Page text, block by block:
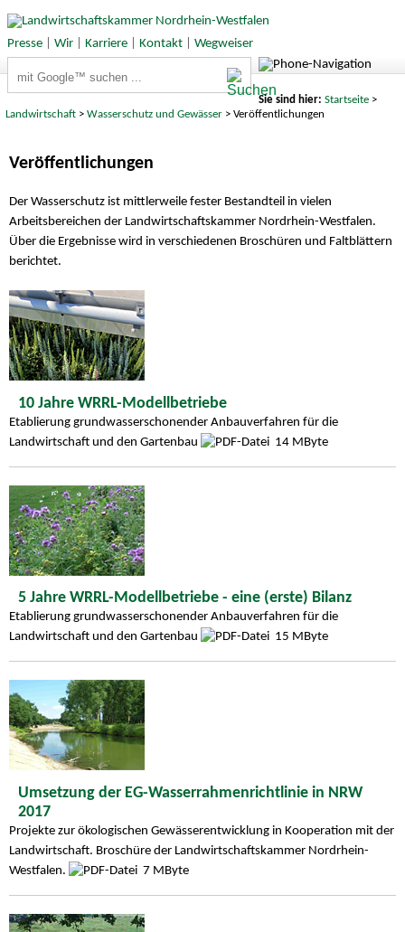
Presse| Wir| Karriere| Kontakt| Wegweiser
Sie sind hier: Startseite>
Landwirtschaft >Wasserschutz und Gewässer > Veröffentlichungen
Veröffentlichungen
Der Wasserschutz ist mittlerweile fester Bestandteil in vielen
Arbeitsbereichen der Landwirtschaftskammer Nordrhein-Westfalen.
Über die Ergebnisse wird in verschiedenen Broschüren und Faltblättern
berichtet.
10 Jahre WRRL-Modellbetriebe
Etablierung grundwasserschonender Anbauverfahren für die
Landwirtschaft und den Gartenbau
14 MByte
5 Jahre WRRL-Modellbetriebe - eine (erste) Bilanz
Etablierung grundwasserschonender Anbauverfahren für die
Landwirtschaft und den Gartenbau
15 MByte
Umsetzung der EG-Wasserrahmenrichtlinie in NRW
2017
Projekte zur ökologischen Gewässerentwicklung in Kooperation mit der
Landwirtschaft. Broschüre der Landwirtschaftskammer Nordrhein-
Westfalen.
7 MByte